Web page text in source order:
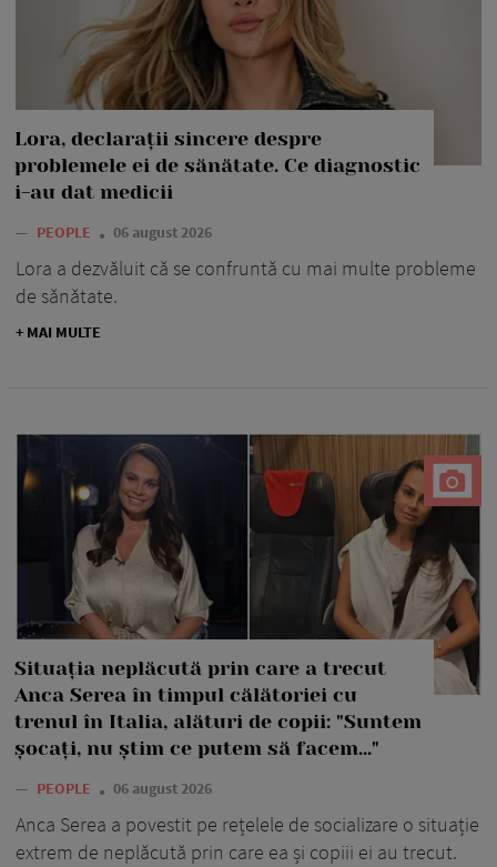
Lora, declarații sincere despre
problemele ei de sănătate. Ce diagnostic
i-au dat medicii
— PEOPLE 06 august 2026
Lora a dezvăluit că se confruntă cu mai multe probleme
de sănătate.
+ MAI MULTE
Situația neplăcută prin care a trecut
Anca Serea în timpul călătoriei cu
trenul în Italia, alături de copii: "Suntem
șocați, nu știm ce putem să facem..."
— PEOPLE 06 august 2026
Anca Serea a povestit pe rețelele de socializare o situație
extrem de neplăcută prin care ea și copiii ei au trecut.